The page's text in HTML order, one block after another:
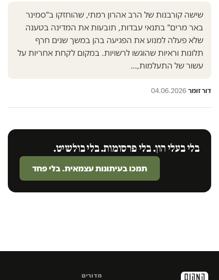
שישה קורבנות של הרב אהרון רמתי, שהוחזקו ב"סמינר
באר מרים" בתנאי עבדות, תובעות את המדינה בטענה
שלא פעלה למנוע את הפגיעה בהן במשך שנים חרף
תלונות וראיות שהוגשו לרשויות. במקום לקחת אחריות על
עשור של התעלמות,…
דור זומר·
04.06.2026
בלי בעלי הון. בלי פרסומות. בלי בולשיט.
תמכו בעיתונות עצמאית. בלי פחד
מדורים